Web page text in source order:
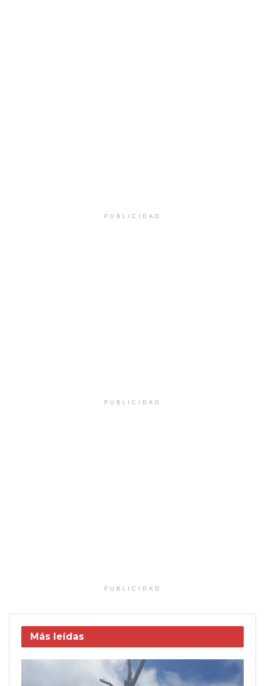
PUBLICIDAD
PUBLICIDAD
PUBLICIDAD
Más leídas